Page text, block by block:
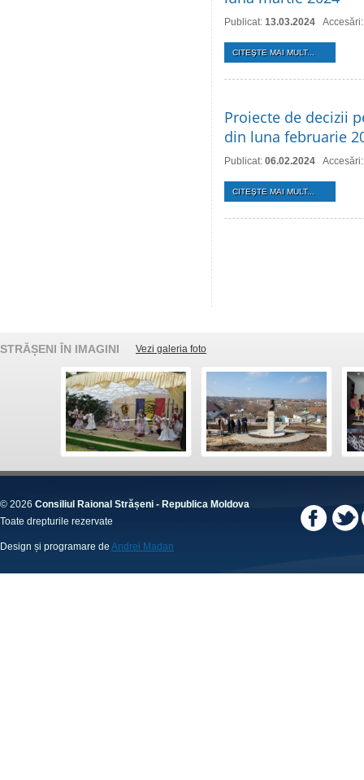
Publicat: 13.03.2024
CITEŞTE MAI MULT...
Proiecte de decizii
din luna februarie
Publicat: 06.02.2024
CITEŞTE MAI MULT...
STRĂȘENI ÎN IMAGINI Vezi galeria foto
© 2026 Consiliul Raional Strășeni - Republica Moldova
Toate drepturile rezervate
Design și programare de Andrei Madan